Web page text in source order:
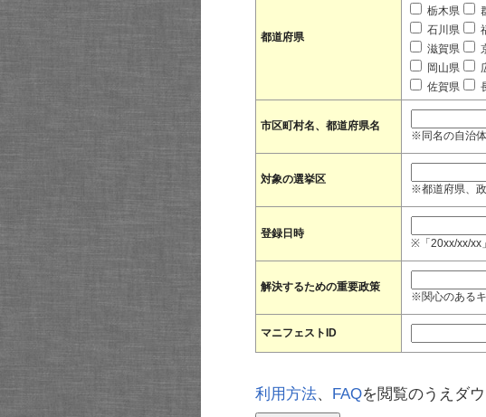
都道府県
栃木県
石川県
滋賀県
岡山県
佐賀県
市区町村名、都道府県名
※同名の自治体
対象の選挙区
※都道府県、
登録日時
※「20xx/xx/xx
解決するための重要政策
※関心のあるキ
マニフェストID
利用方法、 FAQを閲覧のうえダ